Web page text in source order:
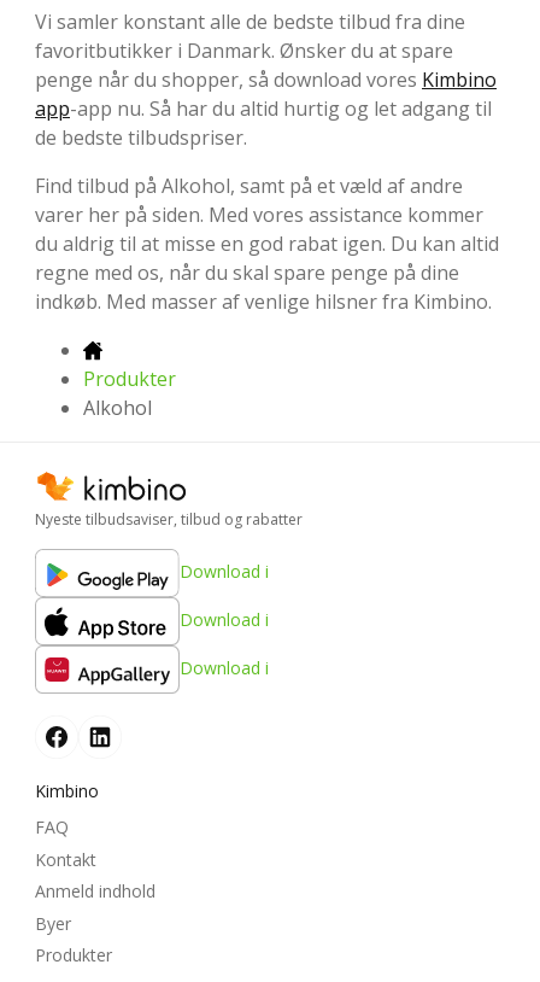
Vi samler konstant alle de bedste tilbud fra dine
favoritbutikker i Danmark. Ønsker du at spare
penge når du shopper, så download vores Kimbino
app-app nu. Så har du altid hurtig og let adgang til
de bedste tilbudspriser.
Find tilbud på Alkohol, samt på et væld af andre
varer her på siden. Med vores assistance kommer
du aldrig til at misse en god rabat igen. Du kan altid
regne med os, når du skal spare penge på dine
indkøb. Med masser af venlige hilsner fra Kimbino.
Produkter
Alkohol
Nyeste tilbudsaviser, tilbud og rabatter
Download i
Download i
Download i
Kimbino
FAQ
Kontakt
Anmeld indhold
Byer
Produkter